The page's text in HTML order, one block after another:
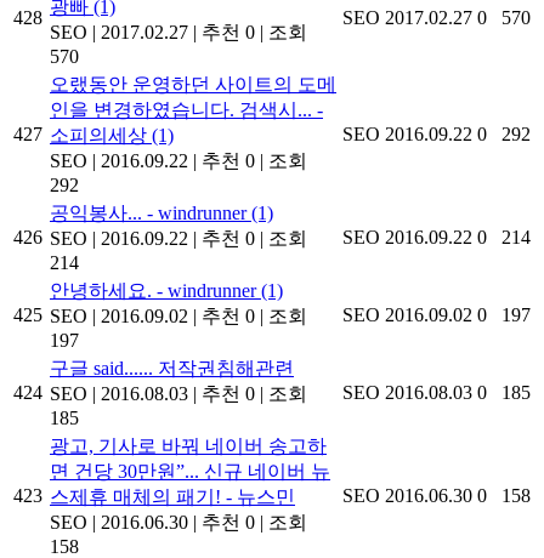
428
광빠 (1)
SEO | 2017.02.27 | 추천 0 | 조회
570
SEO 2017.02.27 0 570
427
오랬동안 운영하던 사이트의 도메
인을 변경하였습니다. 검색시... -
소피의세상 (1)
SEO | 2016.09.22 | 추천 0 | 조회
292
SEO 2016.09.22 0 292
426
공익봉사... - windrunner(1)
SEO | 2016.09.22 | 추천 0 | 조회
214
SEO 2016.09.22 0 214
425
안녕하세요. - windrunner(1)
SEO | 2016.09.02 | 추천 0 | 조회
197
SEO 2016.09.02 0 197
424
구글 said...... 저작권침해관련
SEO | 2016.08.03 | 추천 0 | 조회
185
SEO 2016.08.03 0 185
423
광고, 기사로 바꿔 네이버 송고하
면 건당 30만원”... 신규 네이버 뉴
스제휴 매체의 패기! - 뉴스민
SEO | 2016.06.30 | 추천 0 | 조회
158
SEO 2016.06.30 0 158